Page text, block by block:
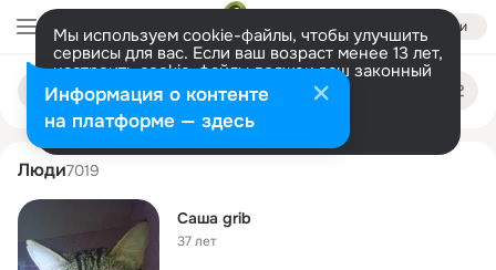
Войти
Мы используем cookie-файлы, чтобы улучшить
сервисы для вас. Если ваш возраст менее 13 лет,
настроить cookie-файлы должен ваш законный
представитель. Больше информации
Разрешить все Настроить
Поиск
людям
sasha grib
Люди7019
Саша grib
37 лет
Информация о контенте
на платформе — здесь